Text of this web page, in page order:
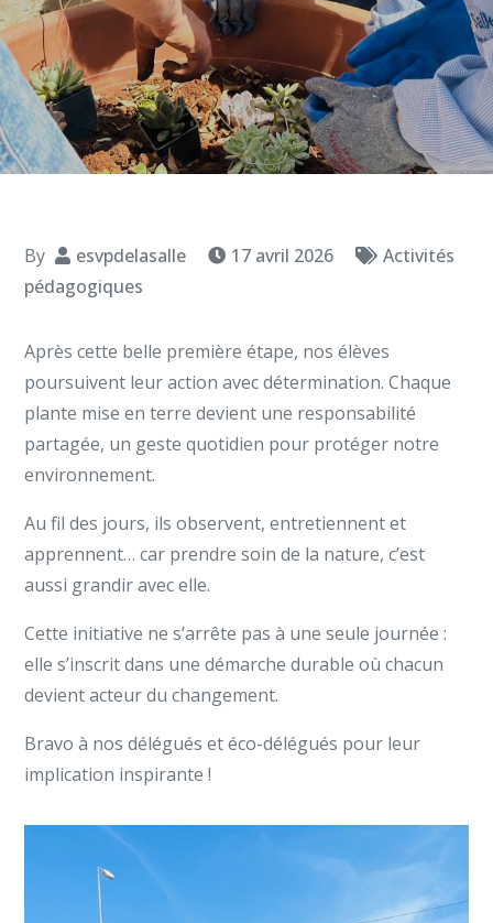
By esvpdelasalle 17 avril 2026
Activités
pédagogiques
Après cette belle première étape, nos élèves
poursuivent leur action avec détermination. Chaque
plante mise en terre devient une responsabilité
partagée, un geste quotidien pour protéger notre
environnement.
Au fil des jours, ils observent, entretiennent et
apprennent… car prendre soin de la nature, c’est
aussi grandir avec elle.
Cette initiative ne s’arrête pas à une seule journée :
elle s’inscrit dans une démarche durable où chacun
devient acteur du changement.
Bravo à nos délégués et éco-délégués pour leur
implication inspirante !